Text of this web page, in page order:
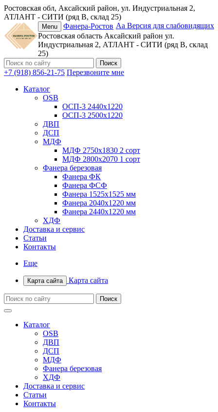
Ростовская обл, Аксайский район, ул. Индустриальная 2,
АТЛАНТ - СИТИ (ряд В, склад 25)
Аа Версия для слабовидящих
Menu
Фанера-Ростов
Ростовская область Аксайский район ул.
Индустриальная 2, АТЛАНТ - СИТИ (ряд В, склад
25)
+7 (918) 856-21-75 Перезвоните мне
Каталог
OSB
ОСП-3 2440х1220
ОСП-3 2500х1220
ДВП
ДСП
МДФ
МДФ 2750х1830 2 сорт
МДФ 2800х2070 1 сорт
Фанера березовая
Фанера ФК
Фанера ФСФ
Фанера 1525х1525 мм
Фанера 2040х1220 мм
Фанера 2440х1220 мм
ХДФ
Доставка и сервис
Статьи
Контакты
Еще
Карта сайта Карта сайта
Каталог
OSB
ДВП
ДСП
МДФ
Фанера березовая
ХДФ
Доставка и сервис
Статьи
Контакты